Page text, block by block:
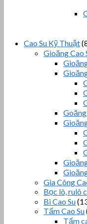
Cao Su Kỹ Thuật
Gioăng Cao
Gia Công
Bọc lô, rulô
Bi Cao Su
Tấm Cao Su
Tấm